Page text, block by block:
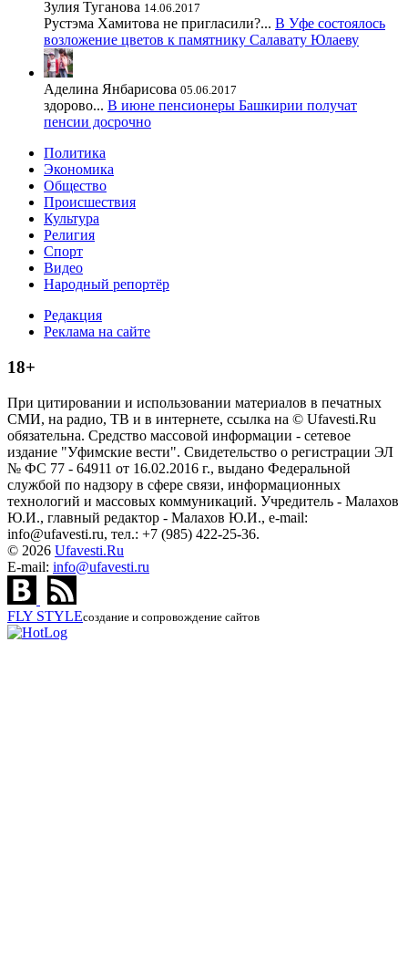
Зулия Туганова 14.06.2017
Рустэма Хамитова не пригласили?... В Уфе состоялось
возложение цветов к памятнику Салавату Юлаеву
Аделина Янбарисова 05.06.2017
здорово... В июне пенсионеры Башкирии получат
пенсии досрочно
Политика
Экономика
Общество
Происшествия
Культура
Религия
Спорт
Видео
Народный репортёр
Редакция
Реклама на сайте
18+
При цитировании и использовании материалов в печатных
СМИ, на радио, ТВ и в интернете, ссылка на © Ufavesti.Ru
обязательна. Средство массовой информации - сетевое
издание "Уфимские вести". Свидетельство о регистрации ЭЛ
№ ФС 77 - 64911 от 16.02.2016 г., выдано Федеральной
службой по надзору в сфере связи, информационных
технологий и массовых коммуникаций. Учредитель - Малахов
Ю.И., главный редактор - Малахов Ю.И., e-mail:
info@ufavesti.ru, тел.: +7 (985) 422-25-36.
© 2026 Ufavesti.Ru
E-mail: info@ufavesti.ru
FLY STYLEсоздание и сопровождение сайтов